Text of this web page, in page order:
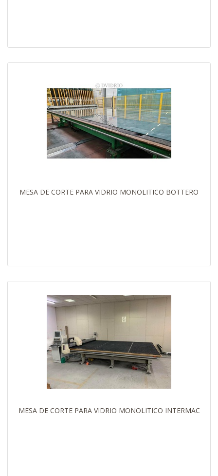
MESA DE CORTE PARA VIDRIO MONOLITICO BOTTERO
MESA DE CORTE PARA VIDRIO MONOLITICO INTERMAC